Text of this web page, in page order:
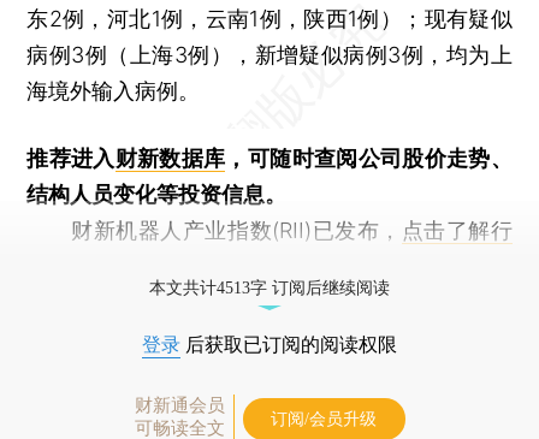
东2例，河北1例，云南1例，陕西1例）；现有疑似
病例3例（上海3例），新增疑似病例3例，均为上
海境外输入病例。
推荐进入财新数据库 ，可随时查阅公司股价走势、
结构人员变化等投资信息。
财新机器人产业指数(RII)已发布， 点击了解行
本文共计4513字 订阅后继续阅读
登录 后获取已订阅的阅读权限
财新通会员
可畅读全文
订阅/会员升级